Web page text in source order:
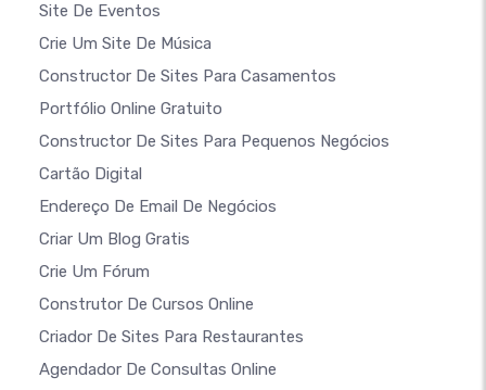
Site De Eventos
Crie Um Site De Música
Constructor De Sites Para Casamentos
Portfólio Online Gratuito
Constructor De Sites Para Pequenos Negócios
Cartão Digital
Endereço De Email De Negócios
Criar Um Blog Gratis
Crie Um Fórum
Construtor De Cursos Online
Criador De Sites Para Restaurantes
Agendador De Consultas Online